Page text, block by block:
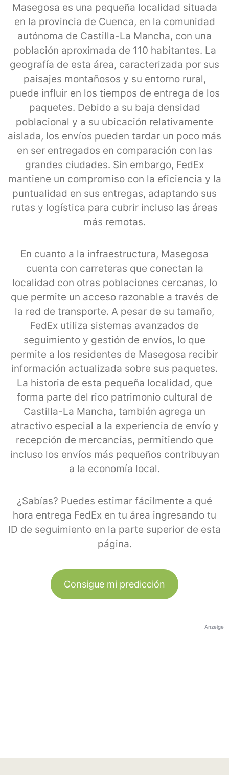
Masegosa es una pequeña localidad situada
en la provincia de Cuenca, en la comunidad
autónoma de Castilla-La Mancha, con una
población aproximada de 110 habitantes. La
geografía de esta área, caracterizada por sus
paisajes montañosos y su entorno rural,
puede influir en los tiempos de entrega de los
paquetes. Debido a su baja densidad
poblacional y a su ubicación relativamente
aislada, los envíos pueden tardar un poco más
en ser entregados en comparación con las
grandes ciudades. Sin embargo, FedEx
mantiene un compromiso con la eficiencia y la
puntualidad en sus entregas, adaptando sus
rutas y logística para cubrir incluso las áreas
más remotas.
En cuanto a la infraestructura, Masegosa
cuenta con carreteras que conectan la
localidad con otras poblaciones cercanas, lo
que permite un acceso razonable a través de
la red de transporte. A pesar de su tamaño,
FedEx utiliza sistemas avanzados de
seguimiento y gestión de envíos, lo que
permite a los residentes de Masegosa recibir
información actualizada sobre sus paquetes.
La historia de esta pequeña localidad, que
forma parte del rico patrimonio cultural de
Castilla-La Mancha, también agrega un
atractivo especial a la experiencia de envío y
recepción de mercancías, permitiendo que
incluso los envíos más pequeños contribuyan
a la economía local.
¿Sabías? Puedes estimar fácilmente a qué
hora entrega FedEx en tu área ingresando tu
ID de seguimiento en la parte superior de esta
página.
Consigue mi predicción
Anzeige